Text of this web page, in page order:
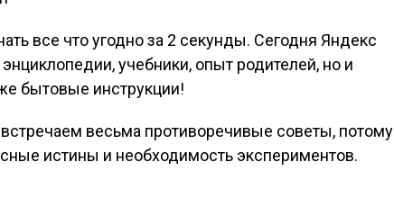
все что угодно за 2 секунды. Сегодня Яндекс
учебники, опыт родителей, но и
бытовые инструкции!
весьма противоречивые советы, потому
истины и необходимость экспериментов.